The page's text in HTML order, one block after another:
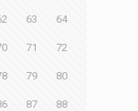
63 64
71 72
79 80
87 88